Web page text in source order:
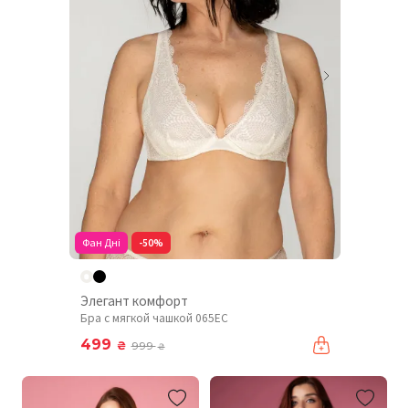
Фан Дні -50%
Элегант комфорт
Бра с мягкой чашкой 065EC
499 ₴ 999₴